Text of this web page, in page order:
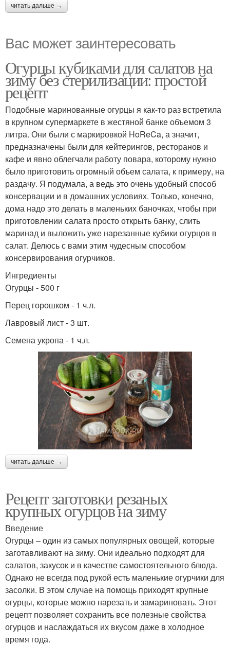
читать дальше →
Вас может заинтересовать
Огурцы кубиками для салатов на
зиму без стерилизации: простой
рецепт
Подобные маринованные огурцы я как-то раз встретила
в крупном супермаркете в жестяной банке объемом 3
литра. Они были с маркировкой HoReCa, а значит,
предназначены были для кейтерингов, ресторанов и
кафе и явно облегчали работу повара, которому нужно
было приготовить огромный объем салата, к примеру, на
раздачу. Я подумала, а ведь это очень удобный способ
консервации и в домашних условиях. Только, конечно,
дома надо это делать в маленьких баночках, чтобы при
приготовлении салата просто открыть банку, слить
маринад и выложить уже нарезанные кубики огурцов в
салат. Делюсь с вами этим чудесным способом
консервирования огурчиков.
Ингредиенты
Огурцы - 500 г
Перец горошком - 1 ч.л.
Лавровый лист - 3 шт.
Семена укропа - 1 ч.л.
читать дальше →
Рецепт заготовки резаных
крупных огурцов на зиму
Введение
Огурцы – один из самых популярных овощей, которые
заготавливают на зиму. Они идеально подходят для
салатов, закусок и в качестве самостоятельного блюда.
Однако не всегда под рукой есть маленькие огурчики для
засолки. В этом случае на помощь приходят крупные
огурцы, которые можно нарезать и замариновать. Этот
рецепт позволяет сохранить все полезные свойства
огурцов и наслаждаться их вкусом даже в холодное
время года.